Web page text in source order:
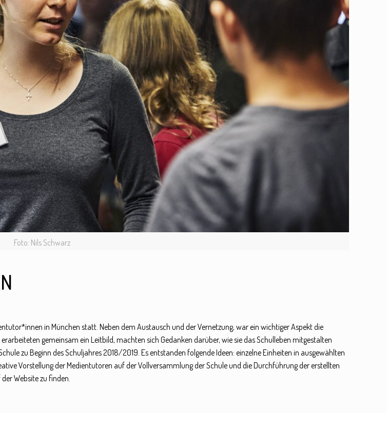
Foto: Nils Schwarz
in München statt. Neben dem Austausch und der Vernetzung, war ein wichtiger Aspekt die
gemeinsam ein Leitbild, machten sich Gedanken darüber, wie sie das Schulleben mitgestalten
zu Beginn des Schuljahres 2018/2019. Es entstanden folgende Ideen: einzelne Einheiten in ausgewählten
Vorstellung der Medientutoren auf der Vollversammlung der Schule und die Durchführung der erstellten
Website zu finden.